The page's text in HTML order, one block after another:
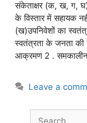
संकेताक्षर (क, ख, ग,
के विस्तार में सहायक
(ख)उपनिवेशों का
स्वतंत्रता के जनता
आक्रमण 2 .
Leave a